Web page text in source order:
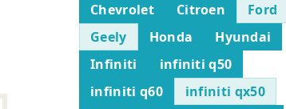
Chevrolet
Citroen
Ford
Geely
Honda
Hyundai
Infiniti
infiniti q50
infiniti q60
infiniti qx50